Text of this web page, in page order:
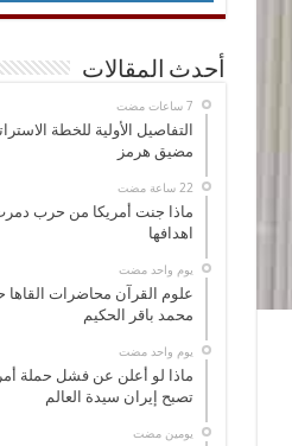
أحدث المقالات
التفاصيل الأولية للخطة
مضيق هرمز
ماذا جنت أمريكا من حرب
اهدافها
‏يوم واحد مضت
علوم القرآن محاضرات القاها
محمد باقر الحكيم
‏يوم واحد مضت
ماذا لو أعلن عن فشل حملة
تصبح إيران سيدة العالم
‏يومين مضت